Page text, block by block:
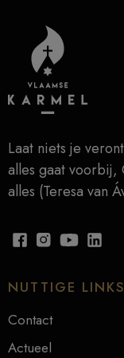
Laat niets je
alles gaat
alles (Teresa van
NUTTIGE LINKS
Contact
Actueel